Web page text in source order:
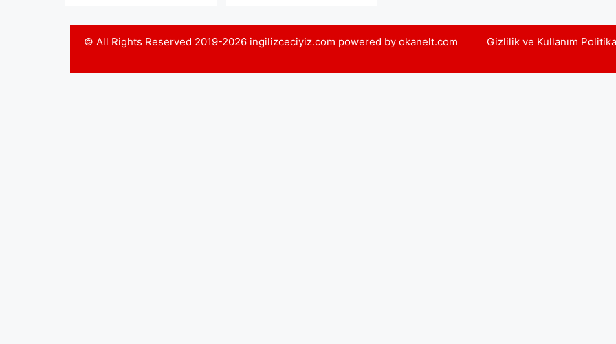
Gizlilik ve Kullanım
© All Rights Reserved 2019-2026 ingilizceciyiz.com powered by okanelt.com